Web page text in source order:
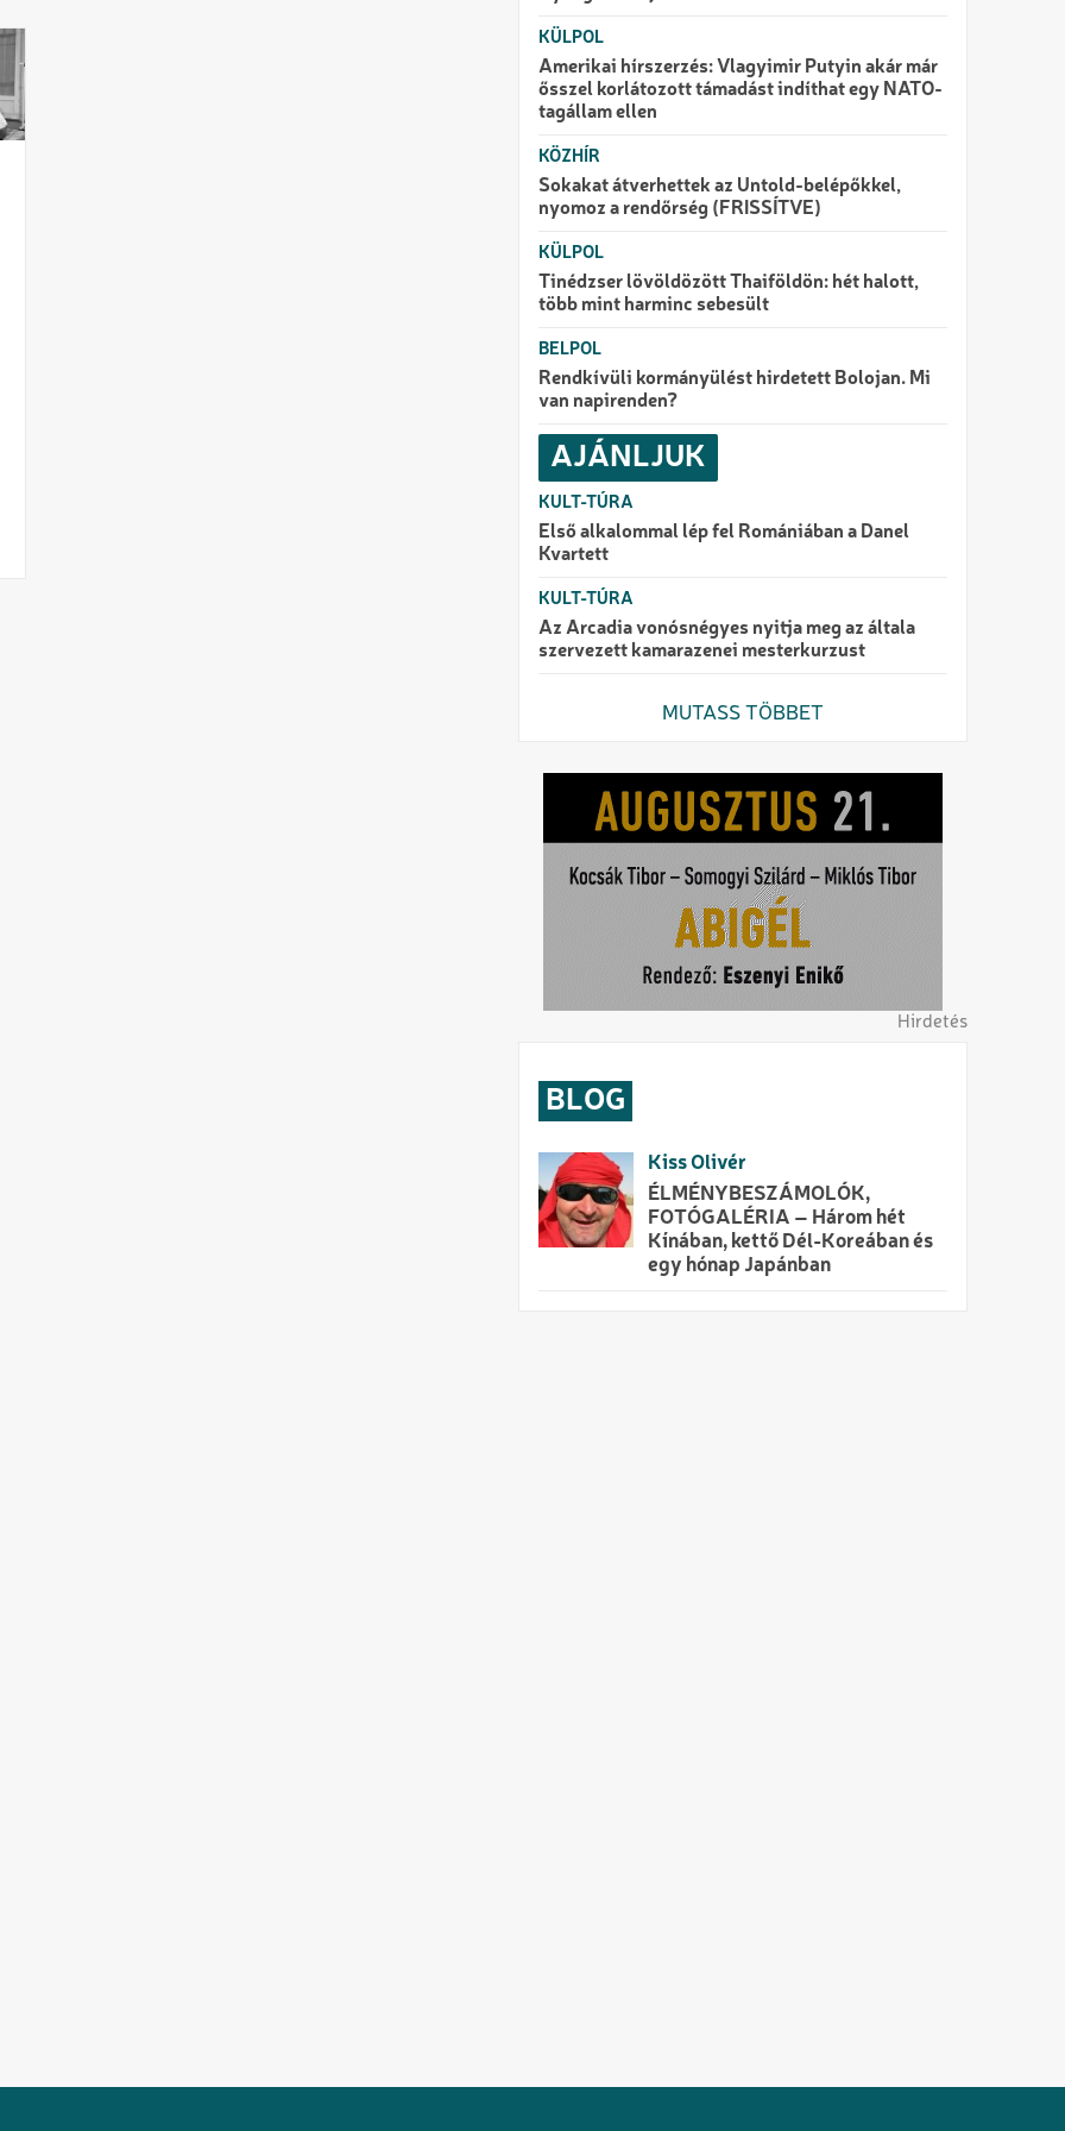
KÜLPOL
Amerikai hírszerzés: Vlagyimir Putyin akár már
ősszel korlátozott támadást indíthat egy NATO-
tagállam ellen
KÖZHÍR
Sokakat átverhettek az Untold-belépőkkel,
nyomoz a rendőrség (FRISSÍTVE)
KÜLPOL
Tinédzser lövöldözött Thaiföldön: hét halott,
több mint harminc sebesült
BELPOL
Rendkívüli kormányülést hirdetett Bolojan. Mi
van napirenden?
AJÁNLJUK
KULT-TÚRA
Első alkalommal lép fel Romániában a Danel
Kvartett
KULT-TÚRA
Az Arcadia vonósnégyes nyitja meg az általa
szervezett kamarazenei mesterkurzust
MUTASS TÖBBET
Hirdetés
BLOG
Kiss Olivér
ÉLMÉNYBESZÁMOLÓK,
FOTÓGALÉRIA – Három hét
Kínában, kettő Dél-Koreában és
egy hónap Japánban